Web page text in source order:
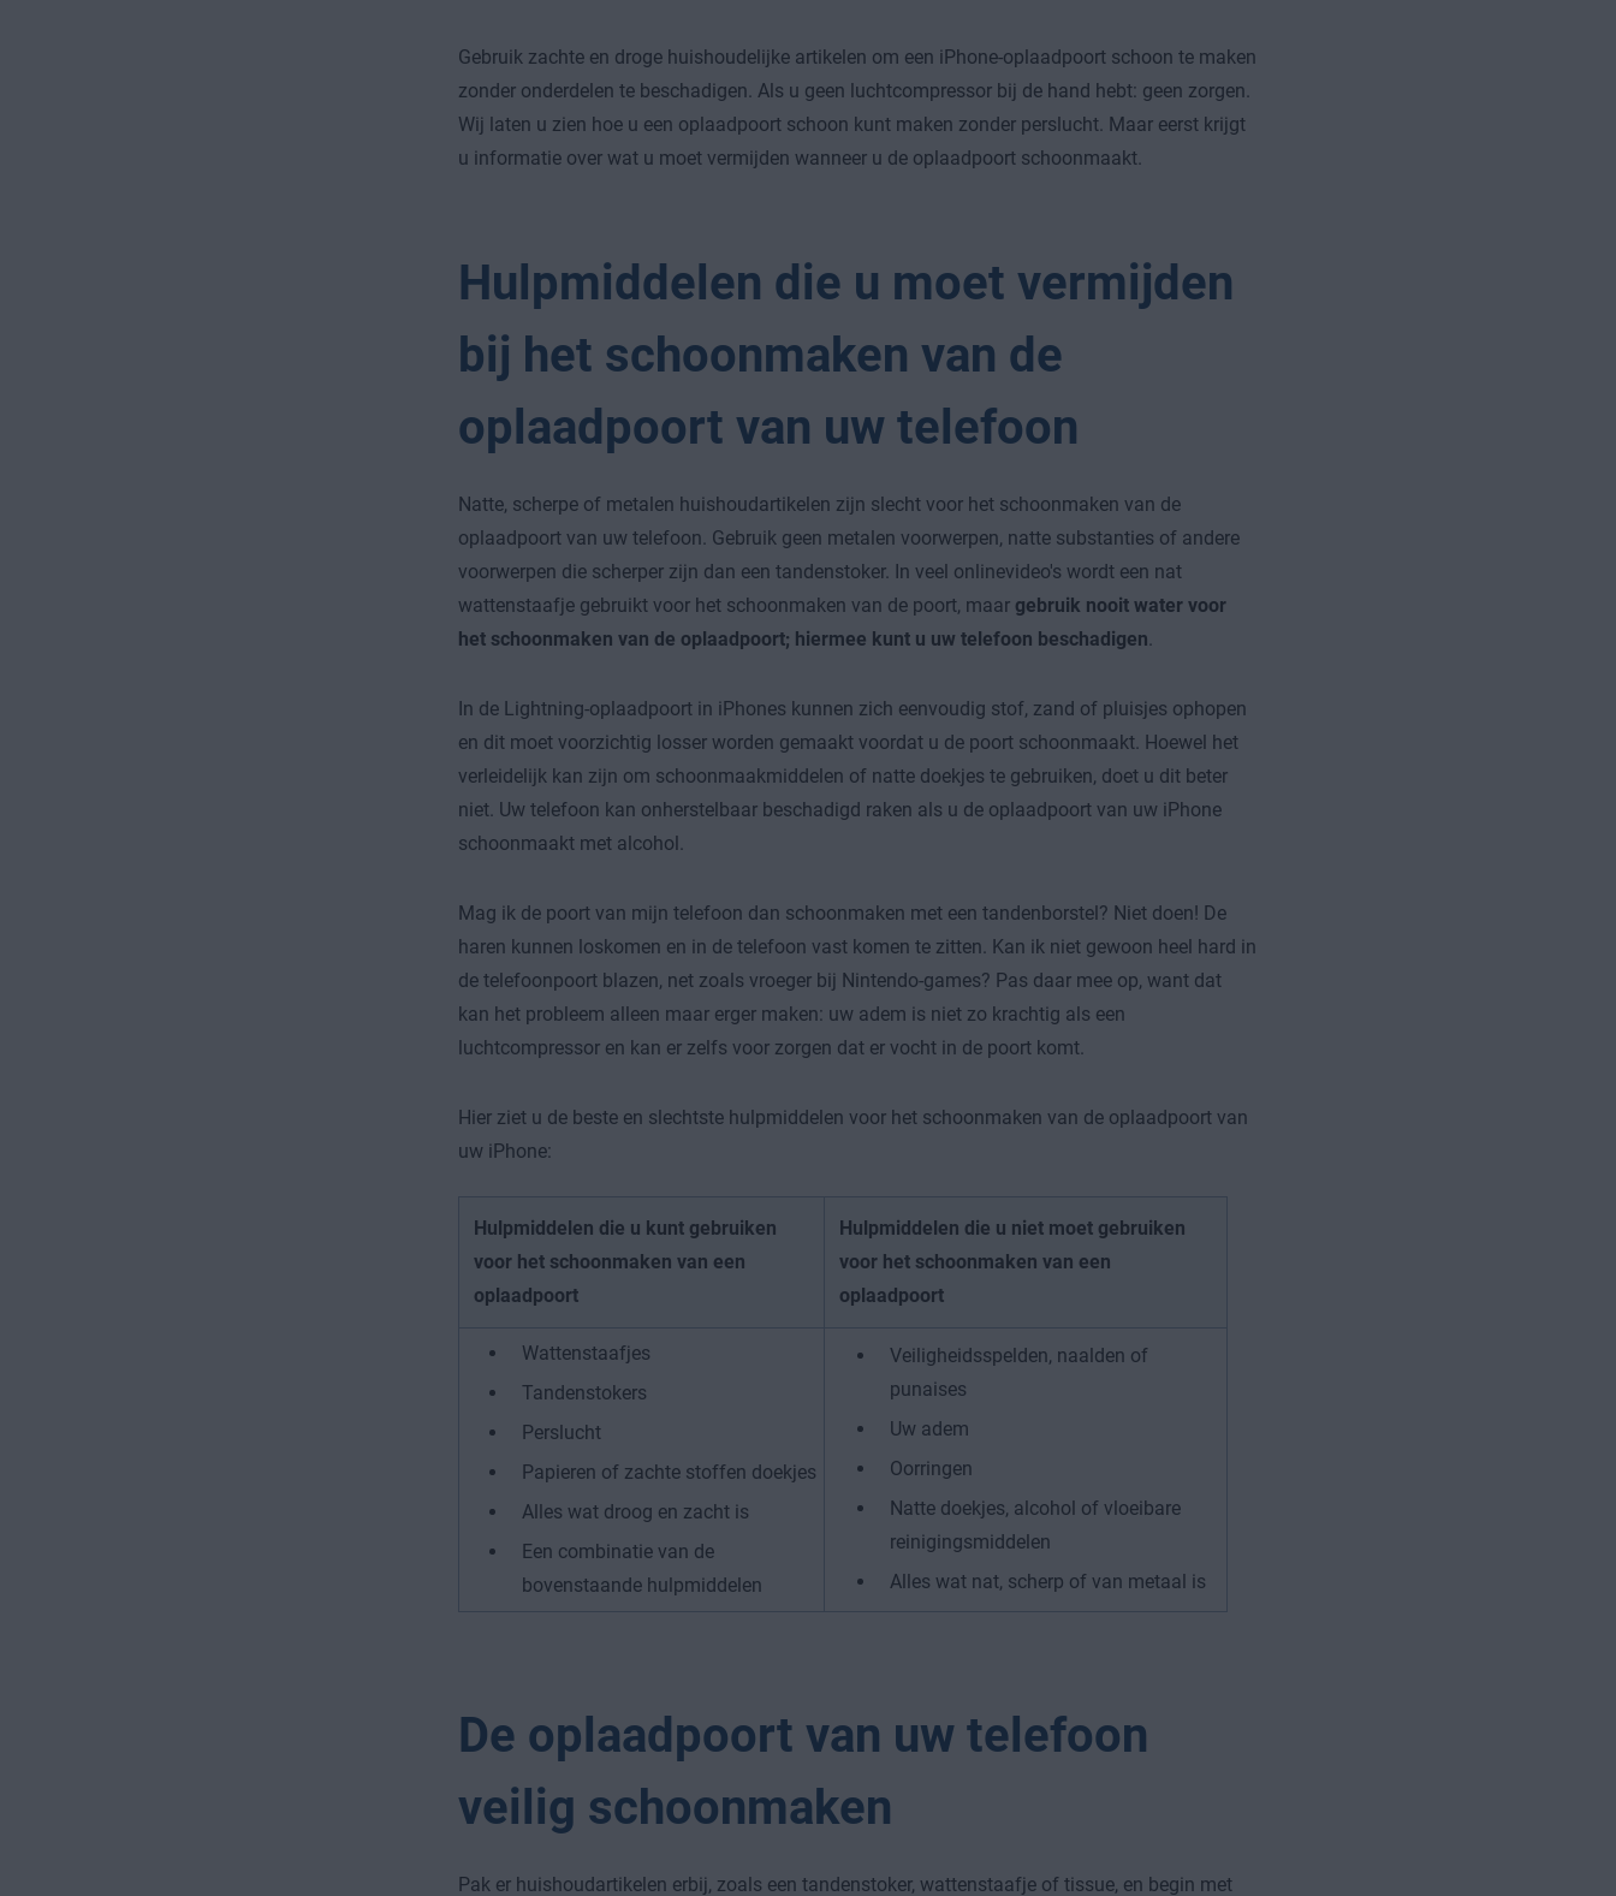
Gebruik zachte en droge huishoudelijke artikelen om een iPhone-oplaadpoort schoon te maken
zonder onderdelen te beschadigen. Als u geen luchtcompressor bij de hand hebt: geen zorgen.
Wij laten u zien hoe u een oplaadpoort schoon kunt maken zonder perslucht. Maar eerst krijgt
u informatie over wat u moet vermijden wanneer u de oplaadpoort schoonmaakt.
Hulpmiddelen die u moet vermijden
bij het schoonmaken van de
oplaadpoort van uw telefoon
Natte, scherpe of metalen huishoudartikelen zijn slecht voor het schoonmaken van de
oplaadpoort van uw telefoon. Gebruik geen metalen voorwerpen, natte substanties of andere
voorwerpen die scherper zijn dan een tandenstoker. In veel onlinevideo's wordt een nat
wattenstaafje gebruikt voor het schoonmaken van de poort, maar gebruik nooit water voor
het schoonmaken van de oplaadpoort; hiermee kunt u uw telefoon beschadigen.
In de Lightning-oplaadpoort in iPhones kunnen zich eenvoudig stof, zand of pluisjes ophopen
en dit moet voorzichtig losser worden gemaakt voordat u de poort schoonmaakt. Hoewel het
verleidelijk kan zijn om schoonmaakmiddelen of natte doekjes te gebruiken, doet u dit beter
niet. Uw telefoon kan onherstelbaar beschadigd raken als u de oplaadpoort van uw iPhone
schoonmaakt met alcohol.
Mag ik de poort van mijn telefoon dan schoonmaken met een tandenborstel? Niet doen! De
haren kunnen loskomen en in de telefoon vast komen te zitten. Kan ik niet gewoon heel hard in
de telefoonpoort blazen, net zoals vroeger bij Nintendo-games? Pas daar mee op, want dat
kan het probleem alleen maar erger maken: uw adem is niet zo krachtig als een
luchtcompressor en kan er zelfs voor zorgen dat er vocht in de poort komt.
Hier ziet u de beste en slechtste hulpmiddelen voor het schoonmaken van de oplaadpoort van
uw iPhone:
Hulpmiddelen die u kunt gebruiken
voor het schoonmaken van een
oplaadpoort
Hulpmiddelen die u niet moet gebruiken
voor het schoonmaken van een
oplaadpoort
Wattenstaafjes
Tandenstokers
Perslucht
Papieren of zachte stoffen doekjes
Alles wat droog en zacht is
Een combinatie van de
bovenstaande hulpmiddelen
Veiligheidsspelden, naalden of
punaises
Uw adem
Oorringen
Natte doekjes, alcohol of vloeibare
reinigingsmiddelen
Alles wat nat, scherp of van metaal is
De oplaadpoort van uw telefoon
veilig schoonmaken
Pak er huishoudartikelen erbij, zoals een tandenstoker, wattenstaafje of tissue, en begin met